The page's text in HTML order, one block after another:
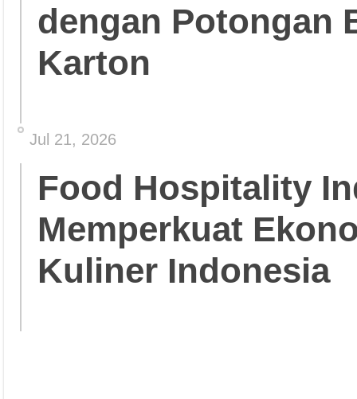
dengan Potongan
Karton
Jul 21, 2026
Food Hospitality
Memperkuat
Kuliner Indonesia